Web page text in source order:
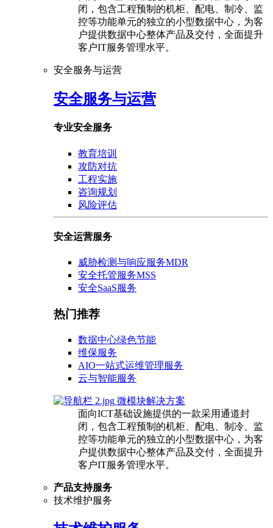
闭，包含工程预制的机柜、配电、制冷、监
控等功能单元的独立的小型数据中心，为客
户提供数据中心整体产品及交付，全面提升
客户IT服务管理水平。
安全服务与运营
安全服务与运营
专业安全服务
教育培训
攻防对抗
工程实施
咨询规划
风险评估
安全运营服务
威胁检测与响应服务MDR
安全托管服务MSS
安全SaaS服务
热门推荐
数据中心绿色节能
维保服务
AIO一站式运维管理服务
云与智能服务
微模块解决方案
面向ICT基础设施提供的一款采用通道封
闭，包含工程预制的机柜、配电、制冷、监
控等功能单元的独立的小型数据中心，为客
户提供数据中心整体产品及交付，全面提升
客户IT服务管理水平。
产品支持服务
技术维护服务